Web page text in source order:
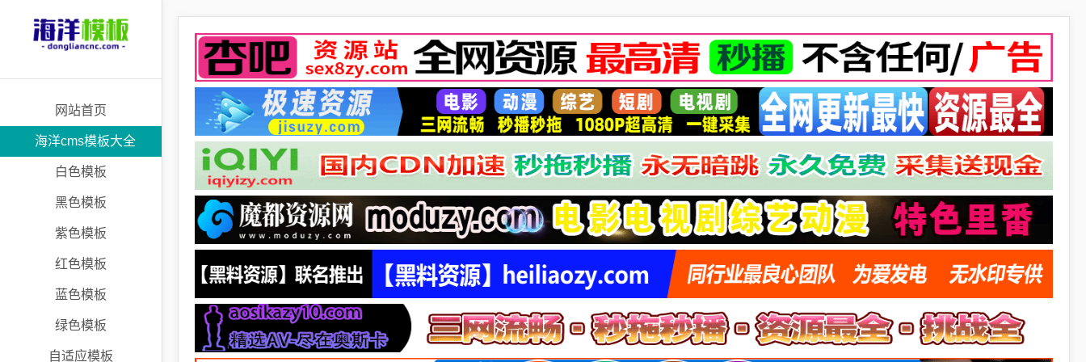
网站首页
海洋cms模板大全
白色模板
黑色模板
紫色模板
红色模板
蓝色模板
绿色模板
自适应模板